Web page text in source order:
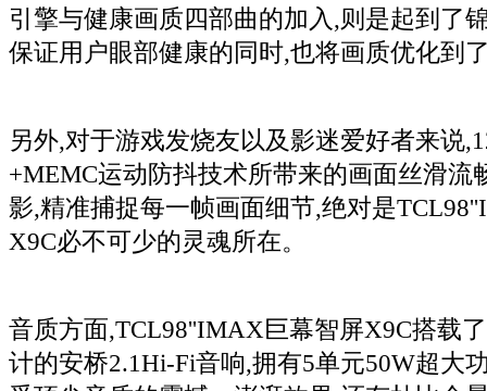
引擎与健康画质四部曲的加入,则是起到了
保证用户眼部健康的同时,也将画质优化到
另外,对于游戏发烧友以及影迷爱好者来说
+MEMC运动防抖技术所带来的画面丝滑流
影,精准捕捉每一帧画面细节,绝对是
X9C必不可少的灵魂所在。
音质方面,TCL98''IMAX巨幕智屏X9C搭载
计的安桥2.1Hi-Fi音响,拥有5单元50W超大